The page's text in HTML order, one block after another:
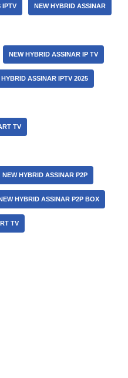
IPTV NEW HYBRID ASSINAR
NEW HYBRID ASSINAR IP TV
HYBRID ASSINAR IPTV 2025
TV
NEW HYBRID ASSINAR P2P
HYBRID ASSINAR P2P BOX
TV